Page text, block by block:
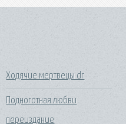
Ходячие мертвецы dr
Подноготная любви
переиздание